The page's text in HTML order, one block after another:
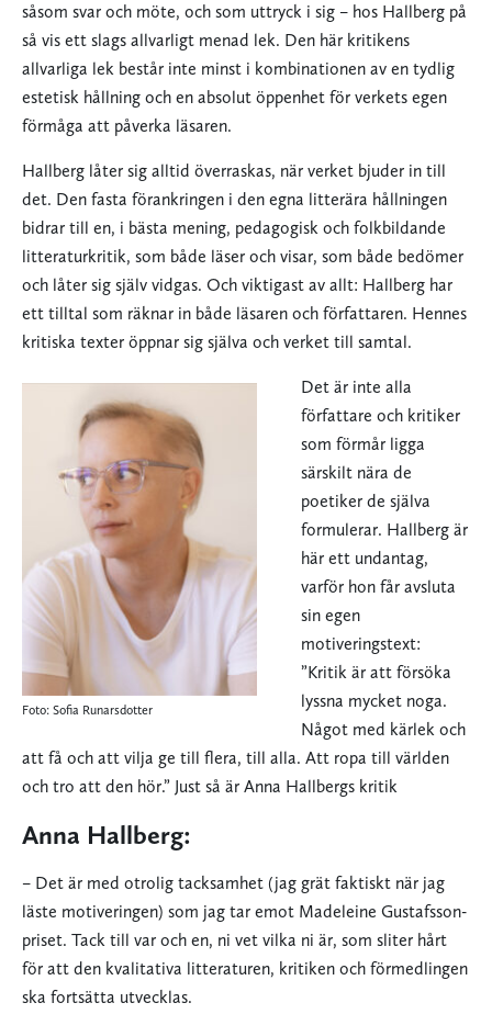
såsom svar och möte, och som uttryck i sig – hos Hallberg på
så vis ett slags allvarligt menad lek. Den här kritikens
allvarliga lek består inte minst i kombinationen av en tydlig
estetisk hållning och en absolut öppenhet för verkets egen
förmåga att påverka läsaren.
Hallberg låter sig alltid överraskas, när verket bjuder in till
det. Den fasta förankringen i den egna litterära hållningen
bidrar till en, i bästa mening, pedagogisk och folkbildande
litteraturkritik, som både läser och visar, som både bedömer
och låter sig själv vidgas. Och viktigast av allt: Hallberg har
ett tilltal som räknar in både läsaren och författaren. Hennes
kritiska texter öppnar sig själva och verket till samtal.
Foto: Sofia Runarsdotter
Det är inte alla
författare och kritiker
som förmår ligga
särskilt nära de
poetiker de själva
formulerar. Hallberg är
här ett undantag,
varför hon får avsluta
sin egen
motiveringstext:
”Kritik är att försöka
lyssna mycket noga.
Något med kärlek och
att få och att vilja ge till flera, till alla. Att ropa till världen
och tro att den hör.” Just så är Anna Hallbergs kritik
Anna Hallberg:
– Det är med otrolig tacksamhet (jag grät faktiskt när jag
läste motiveringen) som jag tar emot Madeleine Gustafsson-
priset. Tack till var och en, ni vet vilka ni är, som sliter hårt
för att den kvalitativa litteraturen, kritiken och förmedlingen
ska fortsätta utvecklas.